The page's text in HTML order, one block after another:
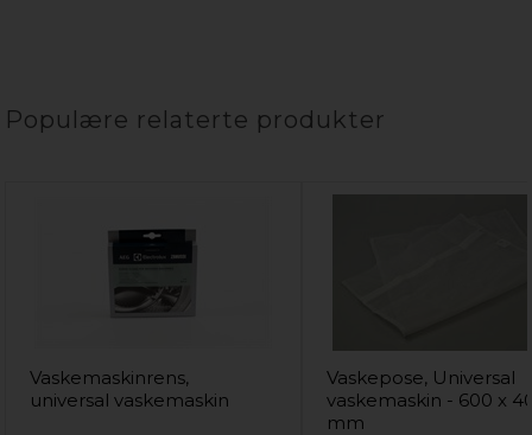
Populære relaterte produkter
Vaskemaskinrens,
universal vaskemaskin
Vaskepose, Universal
vaskemaskin - 600 x
mm